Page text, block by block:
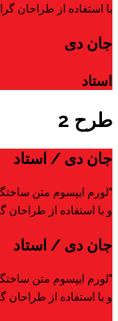
با استفاده از طراحان
جان دی
استاد
طرح 2
جان دی / استاد
"لورم ایپسوم متن
و با استفاده از
جان دی / استاد
"لورم ایپسوم متن
و با استفاده از